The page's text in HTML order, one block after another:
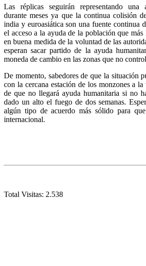
Las réplicas seguirán representando una
durante meses ya que la continua colisión
india y euroasiática son una fuente continua
el acceso a la ayuda de la población que más
en buena medida de la voluntad de las
esperan sacar partido de la ayuda
moneda de cambio en las zonas que no
De momento, sabedores de que la situación
con la cercana estación de los monzones a
de que no llegará ayuda humanitaria si no
dado un alto el fuego de dos semanas.
algún tipo de acuerdo más sólido para
internacional.
Total Visitas: 2.538